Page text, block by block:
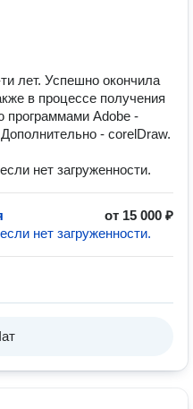
лет. Успешно окончила
в процессе получения
программами Adobe -
- corelDraw.
нет загруженности.
от 15 000 ₽
нет загруженности.